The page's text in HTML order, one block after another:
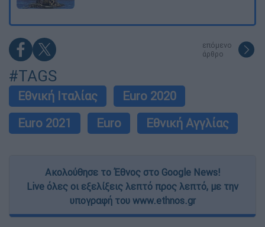
επόμενο
άρθρο
#TAGS
Εθνική Ιταλίας
Euro 2020
Euro 2021
Euro Εθνική Αγγλίας
Ακολούθησε το Έθνος στο Google News!
Live όλες οι εξελίξεις λεπτό προς λεπτό, με την
υπογραφή του www.ethnos.gr